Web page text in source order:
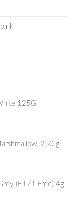
125G
250 g
(E171 Free) 4g